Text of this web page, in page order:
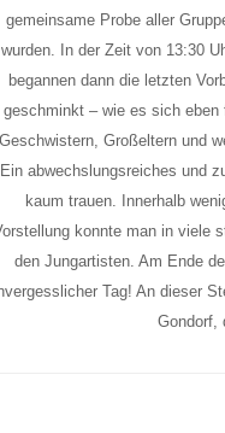
gemeinsame Probe aller
wurden. In der Zeit von 13:30
begannen dann die letzten
geschminkt – wie es sich
Großeltern und
Ein abwechslungsreiches und
kaum trauen. Innerhalb
konnte man in viele
den Jungartisten. Am Ende
Tag! An dieser
Gondorf,